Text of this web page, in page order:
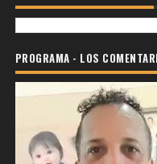
PROGRAMA - LOS